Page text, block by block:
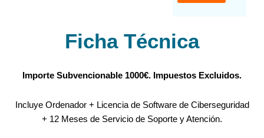
Ficha Técnica
Importe Subvencionable 1000€. Impuestos Excluidos.
Incluye Ordenador + Licencia de Software de Ciberseguridad
+ 12 Meses de Servicio de Soporte y Atención.